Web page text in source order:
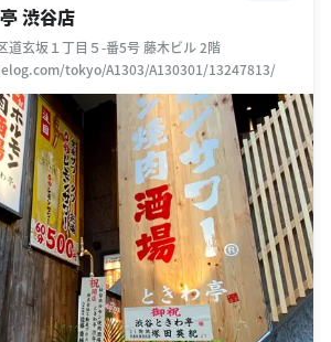
渋谷店
道玄坂１丁目５-番5号 藤木ビル 2階
tokyo/A1303/A130301/13247813/